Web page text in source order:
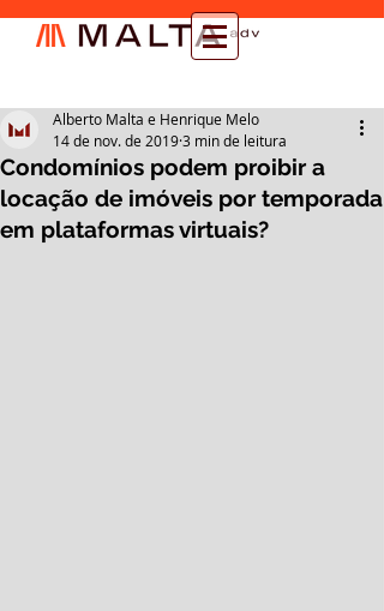
Condomínios podem proibir a
locação de imóveis por temporada
em plataformas virtuais?
Alberto Malta e Henrique Melo
14 de nov. de 20193 min de leitura